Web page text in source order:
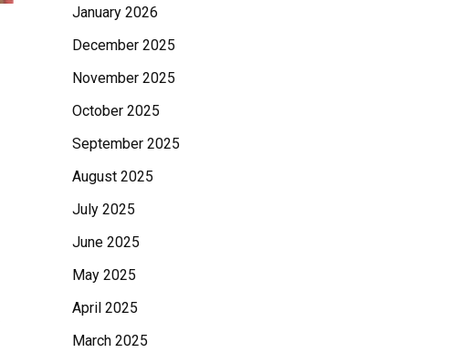
January 2026
December 2025
November 2025
October 2025
September 2025
August 2025
July 2025
June 2025
May 2025
April 2025
March 2025